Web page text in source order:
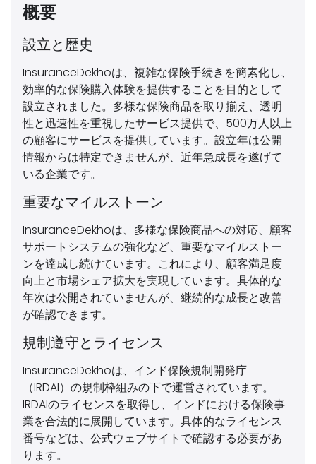
概要
設立と歴史
InsuranceDekhoは、複雑な保険手続きを簡素化し、
効率的な保険購入体験を提供することを目的として
設立されました。多様な保険商品を取り揃え、透明
性と迅速性を重視したサービス提供で、500万人以上
の顧客にサービスを提供しています。設立年は公開
情報からは特定できませんが、近年急成長を遂げて
いる企業です。
重要なマイルストーン
InsuranceDekhoは、多様な保険商品への対応、顧客
サポートシステムの強化など、重要なマイルストー
ンを達成し続けています。これにより、顧客満足度
向上と市場シェア拡大を実現しています。具体的な
年次は公開されていませんが、継続的な成長と改善
が確認できます。
規制遵守とライセンス
InsuranceDekhoは、インド保険規制開発庁
（IRDAI）の規制枠組みの下で運営されています。
IRDAIのライセンスを取得し、インドにおける保険事
業を合法的に展開しています。具体的なライセンス
番号などは、公式ウェブサイトで確認する必要があ
ります。